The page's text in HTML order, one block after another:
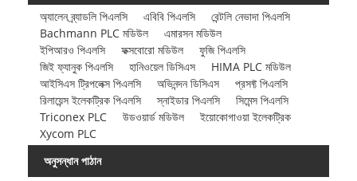
অ্যালেন ব্র্যাডলি পিএলসি
এবিবি পিএলসি
বেন্টলি নেভাদা পিএলসি
Bachmann PLC মডিউল
এমারসন মডিউল
ইপিআরও পিএলসি
ফক্সবোরো মডিউল
ফুজি পিএলসি
জিই ফ্যানুক পিএলসি
হানিওয়েল ডিসিএস
HIMA PLC মডিউল
আইসিএস ট্রিপলেক্স পিএলসি
অভিনন্দন ডিসিএস
প্রসফ্ট পিএলসি
রিলায়েন্স ইলেকট্রিক পিএলসি
স্নাইডার পিএলসি
সিমেন্স পিএলসি
Triconex PLC
উডওয়ার্ড মডিউল
ইয়োকোগাওয়া ইলেকট্রিক
Xycom PLC
অনুসন্ধান পাঠান